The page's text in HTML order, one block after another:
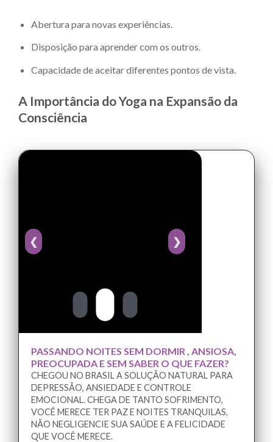
Abertura para novas experiências.
Disposição para aprender com os outros.
Capacidade de aceitar diferentes pontos de vista.
A Importância do Yoga na Expansão da
Consciência
❮ ❯
PASSANDO NOITES SEM DORMIR , ANSIOSA,
PREOCUPADA E SEM SABER O QUE FAZER?
CHEGOU NO BRASIL A SOLUÇÃO NATURAL PARA
DEPRESSÃO, ANSIEDADE E CONTROLE
EMOCIONAL. CHEGA DE TANTO SOFRIMENTO,
VOCÊ MERECE TER PAZ E NOITES TRANQUILAS,
NÃO NEGLIGENCIE SUA SAÚDE E A FELICIDADE
QUE VOCÊ MERECE.